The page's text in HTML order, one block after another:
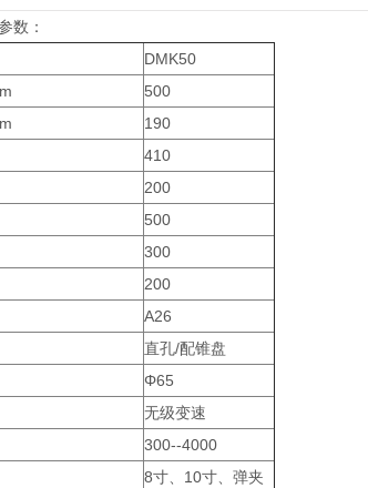
数：
DMK50
500
190
410
200
500
300
200
A26
直孔/配锥盘
Φ65
无级变速
300--4000
8寸、10寸、弹夹